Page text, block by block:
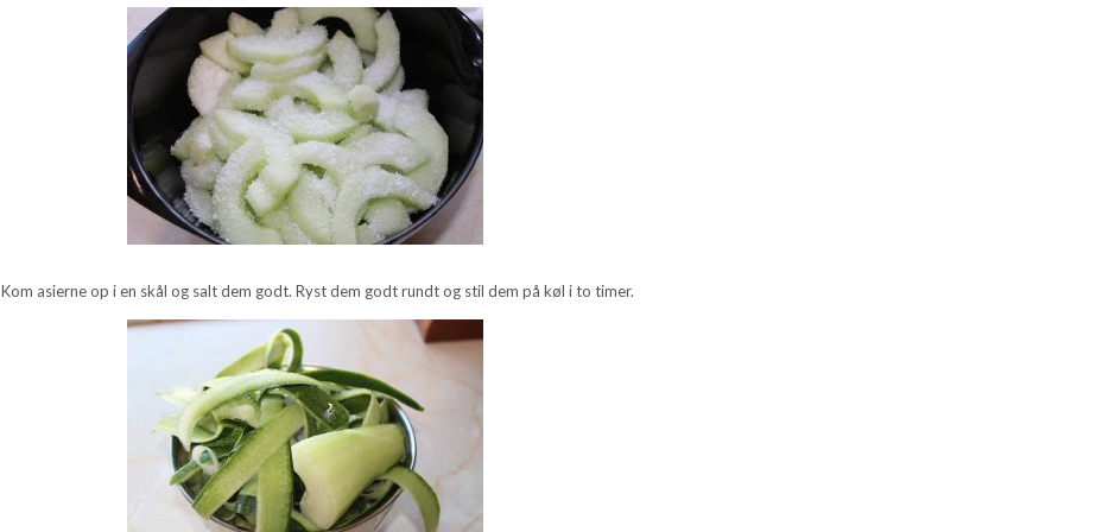
Kom asierne op i en skål og salt dem godt. Ryst dem godt rundt og stil dem på køl i to timer.